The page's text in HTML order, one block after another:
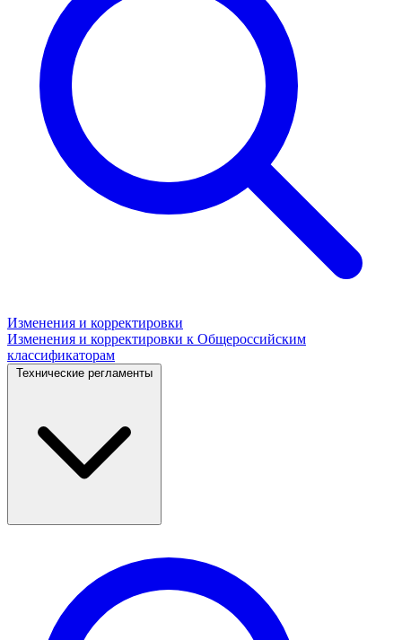
Изменения и корректировки
Изменения и корректировки к Общероссийским
классификаторам
Технические регламенты